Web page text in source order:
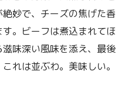
妙で、チーズの焦げた香
。ビーフは煮込まれてほ
味深い風味を添え、最後
れは並ぶわ。美味しい。